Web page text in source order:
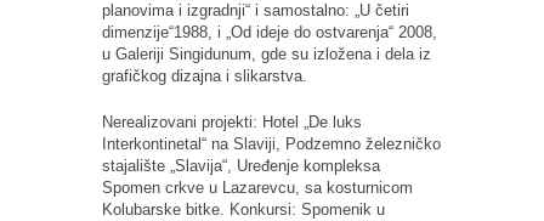
planovima i izgradnji“ i samostalno: „U četiri
dimenzije“1988, i „Od ideje do ostvarenja“ 2008,
u Galeriji Singidunum, gde su izložena i dela iz
grafičkog dizajna i slikarstva.
Nerealizovani projekti: Hotel „De luks
Interkontinetal“ na Slaviji, Podzemno železničko
stajalište „Slavija“, Uređenje kompleksa
Spomen crkve u Lazarevcu, sa kosturnicom
Kolubarske bitke. Konkursi: Spomenik u